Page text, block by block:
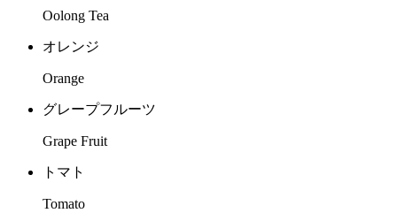
Oolong Tea
オレンジ
Orange
グレープフルーツ
Grape Fruit
トマト
Tomato